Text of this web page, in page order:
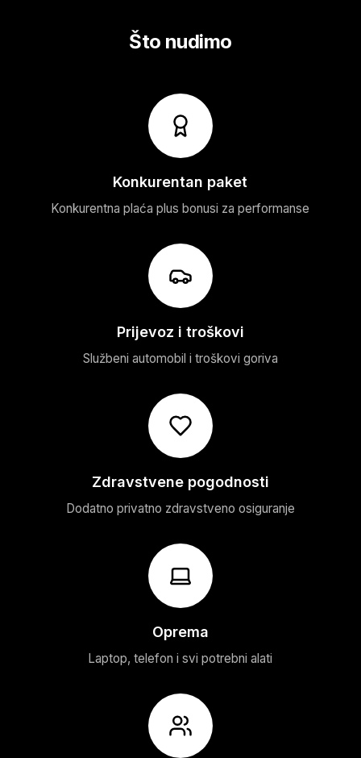
Što nudimo
Konkurentan paket
Konkurentna plaća plus bonusi za performanse
Prijevoz i troškovi
Službeni automobil i troškovi goriva
Zdravstvene pogodnosti
Dodatno privatno zdravstveno osiguranje
Oprema
Laptop, telefon i svi potrebni alati